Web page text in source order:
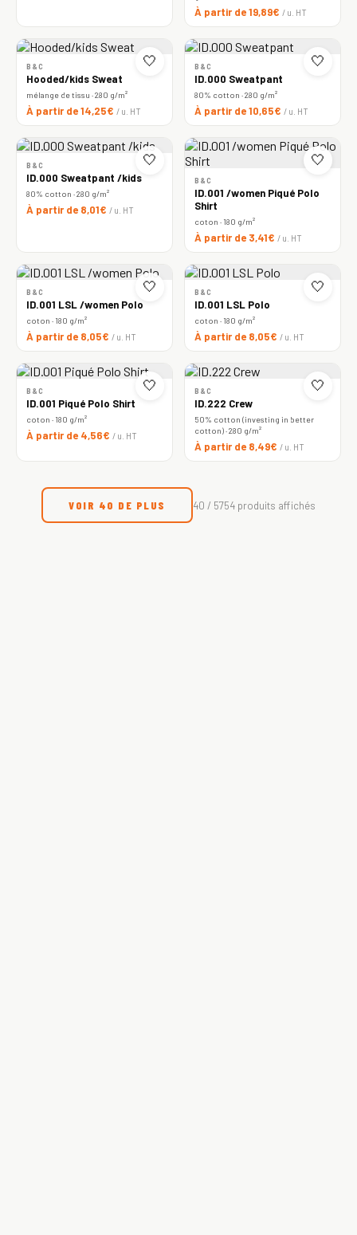
À partir de 19,89€ / u. HT
🤍
B&C
Hooded/kids Sweat
mélange de tissu · 280 g/m²
À partir de 14,25€ / u. HT
🤍
B&C
ID.000 Sweatpant
80% cotton · 280 g/m²
À partir de 10,65€ / u. HT
🤍
B&C
ID.000 Sweatpant /kids
80% cotton · 280 g/m²
À partir de 8,01€ / u. HT
🤍
B&C
ID.001 /women Piqué Polo
Shirt
coton · 180 g/m²
À partir de 3,41€ / u. HT
🤍
B&C
ID.001 LSL /women Polo
coton · 180 g/m²
À partir de 8,05€ / u. HT
🤍
B&C
ID.001 LSL Polo
coton · 180 g/m²
À partir de 8,05€ / u. HT
🤍
B&C
ID.001 Piqué Polo Shirt
coton · 180 g/m²
À partir de 4,56€ / u. HT
🤍
B&C
ID.222 Crew
50% cotton (investing in better
cotton) · 280 g/m²
À partir de 8,49€ / u. HT
VOIR 40 DE PLUS 40 / 5754 produits affichés